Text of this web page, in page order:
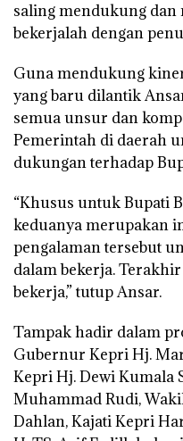
saling mendukung dan
bekerjalah dengan
Guna mendukung
yang baru dilantik
semua unsur dan
Pemerintah di daerah
dukungan terhadap
“Khusus untuk Bupati
keduanya merupakan
pengalaman tersebut
dalam bekerja.
bekerja,” tutup Ansar.
Tampak hadir dalam
Gubernur Kepri Hj.
Kepri Hj. Dewi Kumala
Muhammad Rudi,
Dahlan, Kajati Kepri